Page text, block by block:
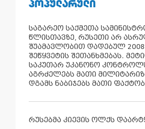
ᲞᲝᲞᲣᲚᲐᲠᲣᲚᲘ
საგარეო საქმეთა
წლისთავზე, რუსეთი არ
შუამავლობით დადებულ
შეწყვეტის შეთანხმებას.
საკუთარ უკანონო
აგრძელებს მათი
დგამს ნაბიჯებს მათი
რუსებმა კიევის ოლქს